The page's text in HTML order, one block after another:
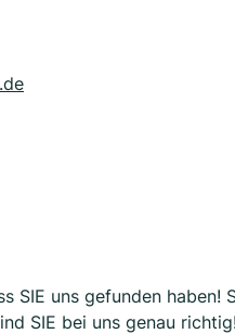
SIE uns gefunden haben!
SIE bei uns genau